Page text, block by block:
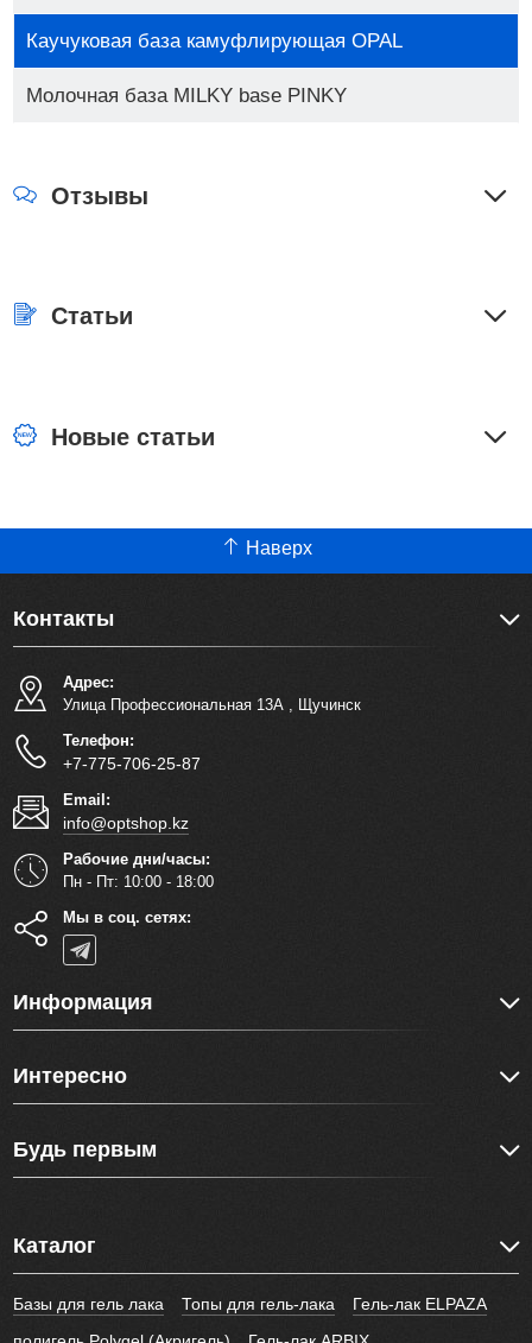
Каучуковая база камуфлирующая OPAL
Молочная база MILKY base PINKY
Отзывы
Статьи
Новые статьи
Наверх
Контакты
Адрес:
Улица Профессиональная 13А , Щучинск
Телефон:
+7-775-706-25-87
Email:
info@optshop.kz
Рабочие дни/часы:
Пн - Пт: 10:00 - 18:00
Мы в соц. сетях:
Информация
Интересно
Будь первым
Каталог
Базы для гель лака Топы для гель-лака
Гель-лак ELPAZA